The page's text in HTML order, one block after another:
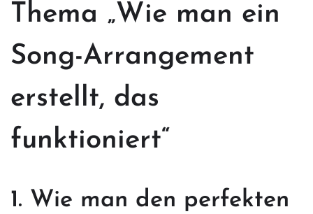
Thema „Wie man ein
Song-Arrangement
erstellt, das
funktioniert“
1. Wie man den perfekten